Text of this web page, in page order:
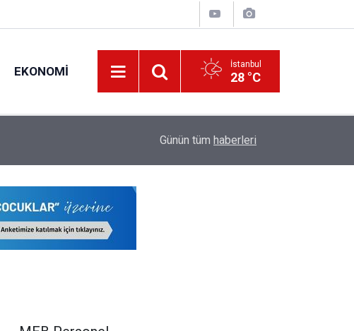
EKONOMI İstanbul
28 °C
O Öğretmenlerin Yaz Tatili 17 Ağustos'ta Sona
Günün tüm haberleri